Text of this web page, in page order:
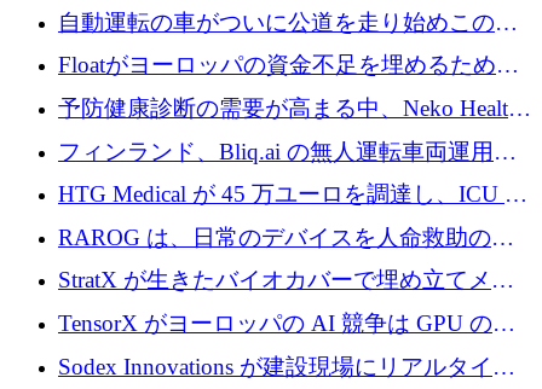
リーズ B で 3,200 万ドルを確保
自動運転の車がついに公道を走り始めこの国
が世界をリードしようとしている
Floatがヨーロッパの資金不足を埋めるために
シリーズAで450万ユーロを調達
予防健康診断の需要が高まる中、Neko Health
が 7 億ドルを調達
フィンランド、Bliq.ai の無人運転車両運用を
認可
HTG Medical が 45 万ユーロを調達し、ICU の
尿モニタリングを自動化するための MDR 認
証を獲得
RAROG は、日常のデバイスを人命救助の救
助ビーコンに変えるために 16 万 2,000 ユーロ
StratX が生きたバイオカバーで埋め立てメタ
ン対策に 119 万ドルを調達
TensorX がヨーロッパの AI 競争は GPU の所
有者によって決まると考える理由
Sodex Innovations が建設現場にリアルタイム